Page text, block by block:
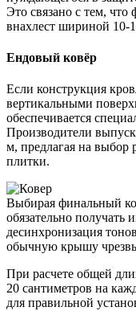
Это связано с тем, что
внахлест шириной 10-
Ендовый ковёр
Если конструкция
вертикальными
обеспечивается
Производители
м, предлагая на выбор
плитки.
Выбирая финальный
обязательно
десинхронизация
обычную крышу
При расчете общей
20 сантиметров на
для правильной